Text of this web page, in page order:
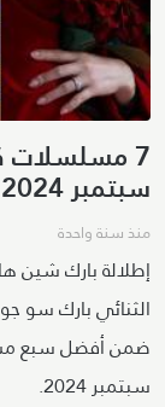
7
سبتمبر 2024
منذ سنة واحدة
إطلالة بارك شين
ضمن أفضل سبع
سبتمبر 2024.